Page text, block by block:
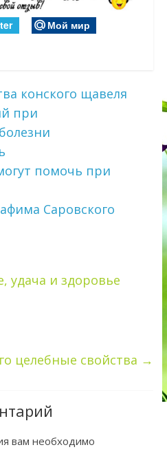
Мой мир
конского щавеля
при
помочь при
Саровского
удача и здоровье
целебные свойства →
вам необходимо